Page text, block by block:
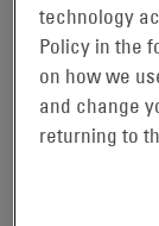
EnerSys®
ODYSSEY®,
produktową
Handlowego
w dniach od
technology
Policy in the
on how we
and change
returning to